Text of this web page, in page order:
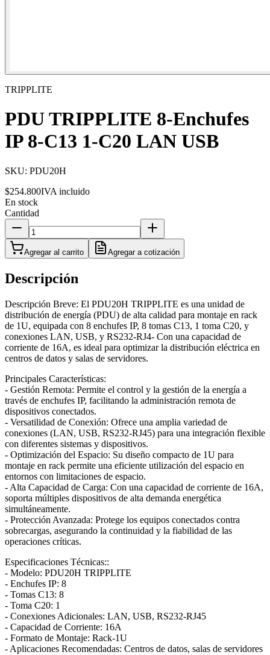
TRIPPLITE
PDU TRIPPLITE 8-Enchufes
IP 8-C13 1-C20 LAN USB
SKU: PDU20H
$254.800IVA incluido
En stock
Cantidad
Agregar al carrito Agregar a cotización
Descripción
Descripción Breve: El PDU20H TRIPPLITE es una unidad de
distribución de energía (PDU) de alta calidad para montaje en rack
de 1U, equipada con 8 enchufes IP, 8 tomas C13, 1 toma C20, y
conexiones LAN, USB, y RS232-RJ4- Con una capacidad de
corriente de 16A, es ideal para optimizar la distribución eléctrica en
centros de datos y salas de servidores.
Principales Características:
- Gestión Remota: Permite el control y la gestión de la energía a
través de enchufes IP, facilitando la administración remota de
dispositivos conectados.
- Versatilidad de Conexión: Ofrece una amplia variedad de
conexiones (LAN, USB, RS232-RJ45) para una integración flexible
con diferentes sistemas y dispositivos.
- Optimización del Espacio: Su diseño compacto de 1U para
montaje en rack permite una eficiente utilización del espacio en
entornos con limitaciones de espacio.
- Alta Capacidad de Carga: Con una capacidad de corriente de 16A,
soporta múltiples dispositivos de alta demanda energética
simultáneamente.
- Protección Avanzada: Protege los equipos conectados contra
sobrecargas, asegurando la continuidad y la fiabilidad de las
operaciones críticas.
Especificaciones Técnicas::
- Modelo: PDU20H TRIPPLITE
- Enchufes IP: 8
- Tomas C13: 8
- Toma C20: 1
- Conexiones Adicionales: LAN, USB, RS232-RJ45
- Capacidad de Corriente: 16A
- Formato de Montaje: Rack-1U
- Aplicaciones Recomendadas: Centros de datos, salas de servidores